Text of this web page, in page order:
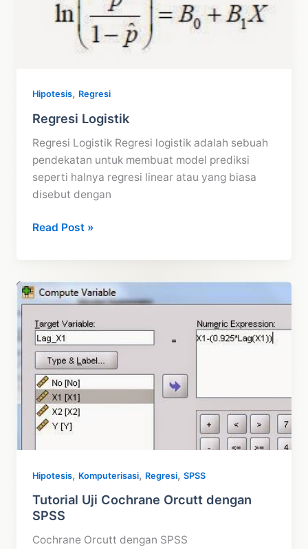
Hipotesis, Regresi
Regresi Logistik
Regresi Logistik Regresi logistik adalah sebuah
pendekatan untuk membuat model prediksi
seperti halnya regresi linear atau yang biasa
disebut dengan
Regresi
Read Post »
Hipotesis, Komputerisasi, Regresi,SPSS
Tutorial Uji Cochrane Orcutt dengan
SPSS
Cochrane Orcutt dengan SPSS